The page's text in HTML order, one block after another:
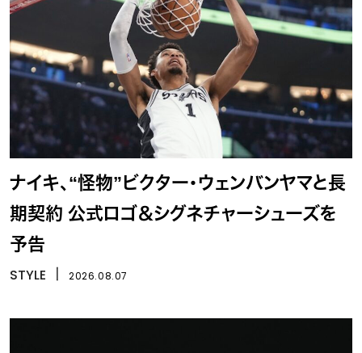
ナイキ、“怪物”ビクター・ウェンバンヤマと長
期契約 公式ロゴ＆シグネチャーシューズを
予告
STYLE 2026.08.07